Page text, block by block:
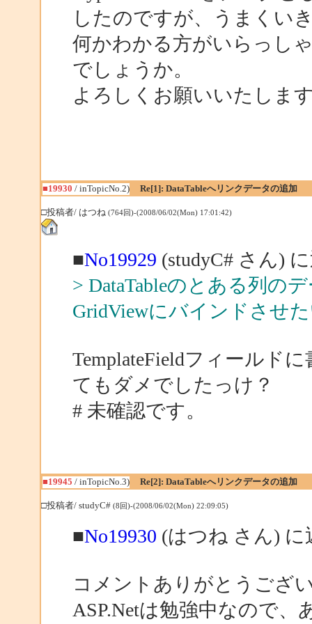
したのですが、うまくい
何かわかる方がいらっし
でしょうか。
よろしくお願いいたしま
■19930 / inTopicNo.2) Re[1]: DataTableへリンクデータの追加
□投稿者/ はつね (764回)-(2008/06/02(Mon) 17:01:42)
■No19929 (studyC# さん)
> DataTableのとある列の
GridViewにバインドさせ
TemplateFieldフィールド
てもダメでしたっけ？
# 未確認です。
■19945 / inTopicNo.3) Re[2]: DataTableへリンクデータの追加
□投稿者/ studyC# (8回)-(2008/06/02(Mon) 22:09:05)
■No19930 (はつね さん) に
コメントありがとうござ
ASP.Netは勉強中なので